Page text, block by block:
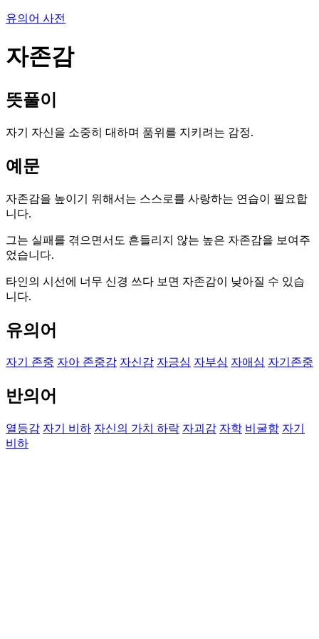
유의어 사전
자존감
뜻풀이
자기 자신을 소중히 대하며 품위를 지키려는 감정.
예문
자존감을 높이기 위해서는 스스로를 사랑하는 연습이 필요합
니다.
그는 실패를 겪으면서도 흔들리지 않는 높은 자존감을 보여주
었습니다.
타인의 시선에 너무 신경 쓰다 보면 자존감이 낮아질 수 있습
니다.
유의어
자기 존중 자아 존중감 자신감 자긍심 자부심 자애심 자기존중
반의어
열등감 자기 비하 자신의 가치 하락 자괴감 자학 비굴함 자기
비하